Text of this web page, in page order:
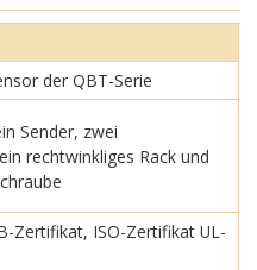
der QBT-Serie
Sender, zwei
rechtwinkliges Rack und
Zertifikat, ISO-Zertifikat UL-